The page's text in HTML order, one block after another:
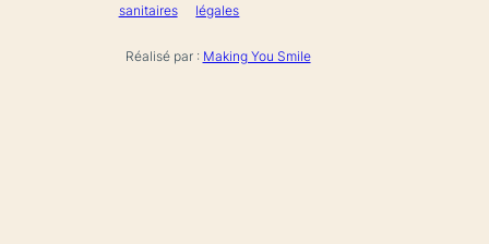
sanitaires
légales
Réalisé par : Making You Smile